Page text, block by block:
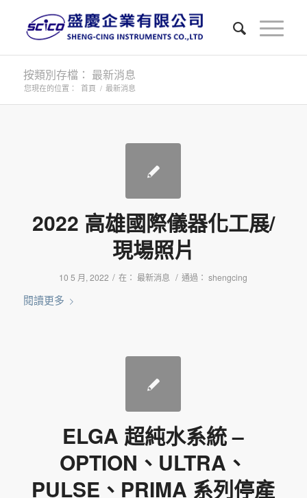
按類別存檔： 最新消息
您現在的位置： 首頁 / 最新消息
2022 高雄國際儀器化工展/
現場照片
10 5 月, 2022 / 在：最新消息 / 通過：shengcing
閱讀更多
ELGA 超純水系統 –
OPTION、ULTRA、
PULSE、PRIMA 系列停產